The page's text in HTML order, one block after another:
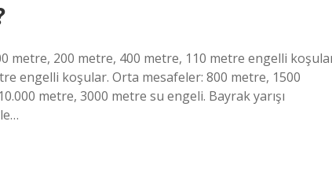
metre, 200 metre, 400 metre, 110 metre engelli
engelli koşular. Orta mesafeler: 800 metre, 1500
metre, 3000 metre su engeli. Bayrak yarışı